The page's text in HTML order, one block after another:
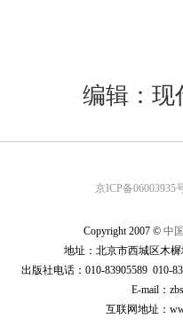
编辑：
京ICP备06003935
Copyright 2007 © 中
地址：北京市西城区木
出版社电话：010-83905589 010-
E-mail：
互联网地址：